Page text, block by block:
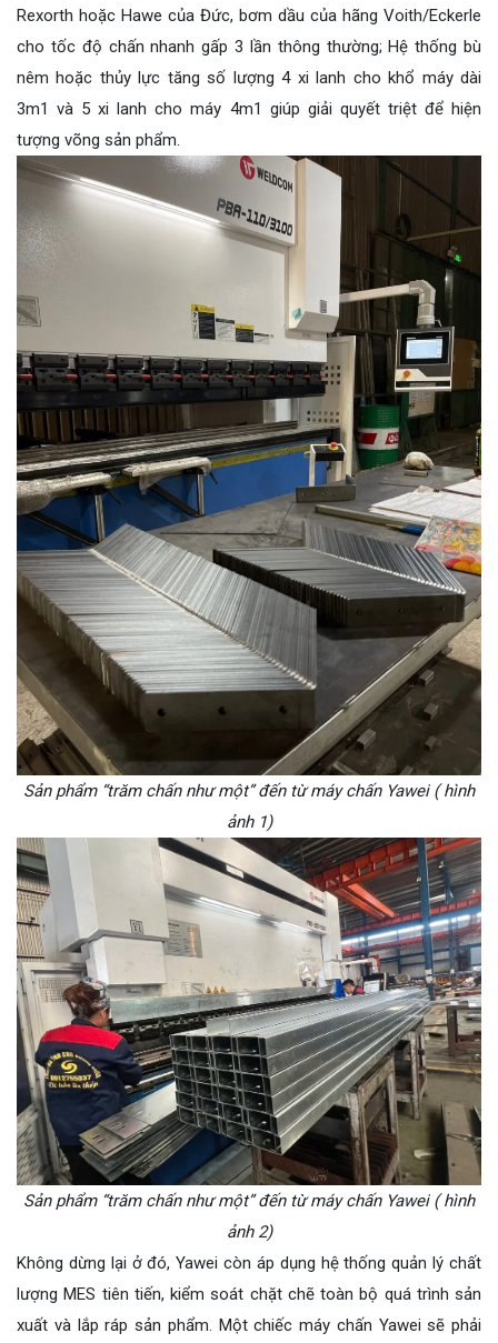
Rexorth hoặc Hawe của Đức, bơm dầu của hãng Voith/Eckerle
cho tốc độ chấn nhanh gấp 3 lần thông thường; Hệ thống bù
nêm hoặc thủy lực tăng số lượng 4 xi lanh cho khổ máy dài
3m1 và 5 xi lanh cho máy 4m1 giúp giải quyết triệt để hiện
tượng võng sản phẩm.
Sản phẩm “trăm chấn như một” đến từ máy chấn Yawei ( hình
ảnh 1)
Sản phẩm “trăm chấn như một” đến từ máy chấn Yawei ( hình
ảnh 2)
Không dừng lại ở đó, Yawei còn áp dụng hệ thống quản lý chất
lượng MES tiên tiến, kiểm soát chặt chẽ toàn bộ quá trình sản
xuất và lắp ráp sản phẩm. Một chiếc máy chấn Yawei sẽ phải